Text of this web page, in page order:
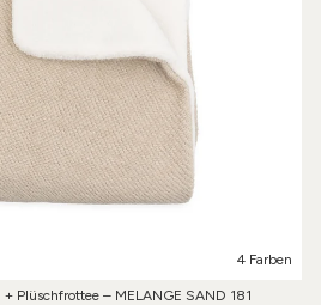
4 Farben
Plüschfrottee – MELANGE SAND 181